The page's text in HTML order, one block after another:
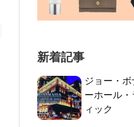
新着記事
ジョー・
ーホール
ィック